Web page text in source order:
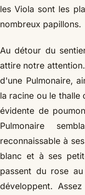
les Viola sont les
nombreux papillons.
Au détour du
attire notre
d'une Pulmonaire,
la racine ou le thalle
évidente de
Pulmonaire
reconnaissable à
blanc et à ses
passent du rose
développent.